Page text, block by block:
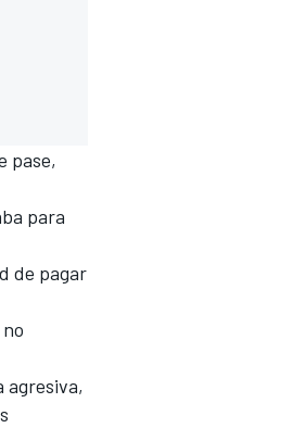
pase,
para
de pagar
agresiva,